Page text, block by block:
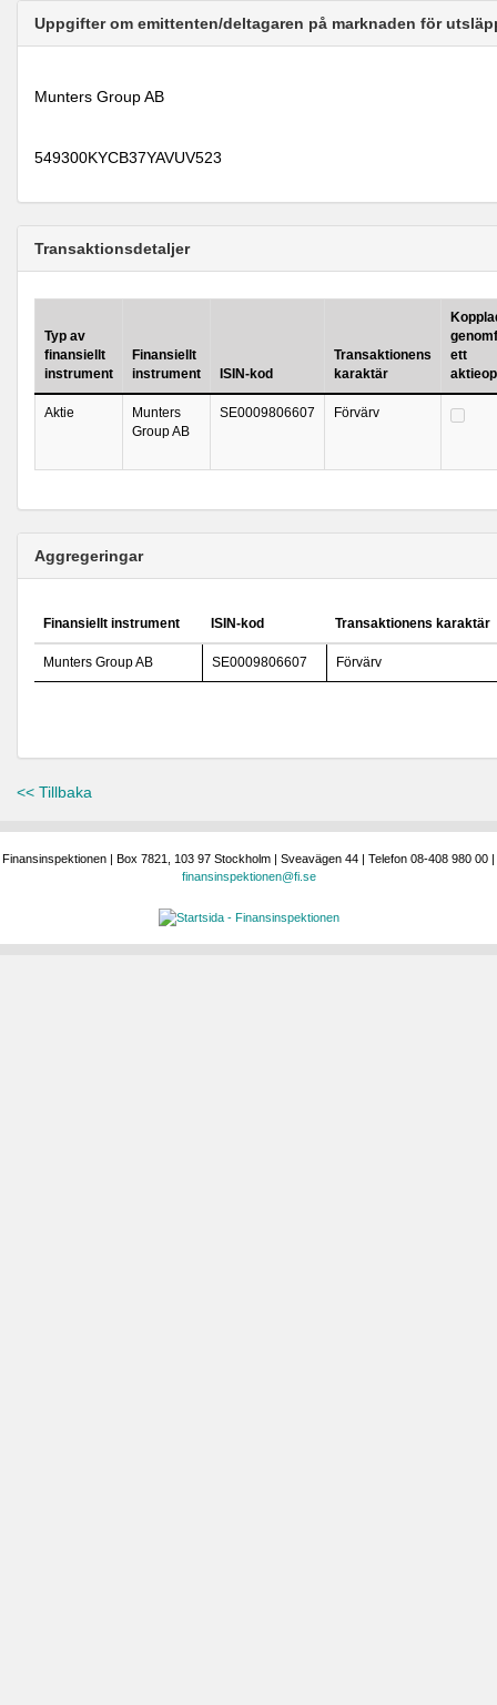
Uppgifter om emittenten/deltagaren på marknaden för
Munters Group AB
549300KYCB37YAVUV523
Transaktionsdetaljer
Typ av
finansiellt
instrument
Finansiellt
instrument
ISIN-kod
Transaktionens
karaktär
ett
Aktie
Munters
Group AB
SE0009806607 Förvärv
Aggregeringar
Finansiellt instrument ISIN-kod Transaktionens karaktär
Munters Group AB SE0009806607 Förvärv
<< Tillbaka
Finansinspektionen | Box 7821, 103 97 Stockholm | Sveavägen 44 | Telefon 08-408 980 00 |
finansinspektionen@fi.se